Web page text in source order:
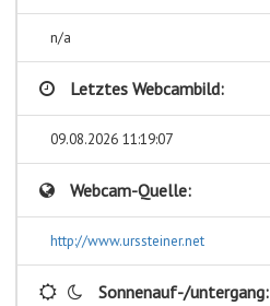
n/a
Letztes Webcambild:
09.08.2026 11:19:07
Webcam-Quelle:
http://www.urssteiner.net
Sonnenauf-/untergang: